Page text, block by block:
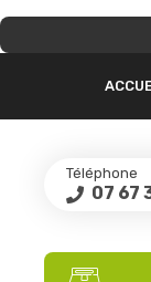
Téléphone
07 67